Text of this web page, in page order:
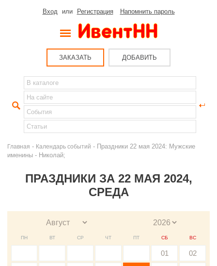
Вход или Регистрация Напомнить пароль
ЗАКАЗАТЬ ДОБАВИТЬ
Главная - Календарь событий - Праздники 22 мая 2024: Мужские
именины - Николай;
ПРАЗДНИКИ ЗА 22 МАЯ 2024,
СРЕДА
ПН ВТ СР ЧТ ПТ СБ ВС
01 02